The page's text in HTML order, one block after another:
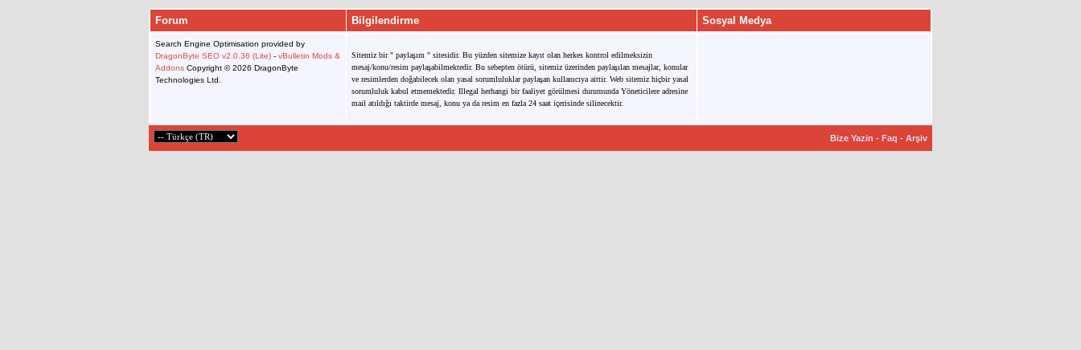
Forum Bilgilendirme Sosyal Medya
Search Engine Optimisation provided by
DragonByte SEO v2.0.36 (Lite) - vBulletin Mods &
Addons Copyright © 2026 DragonByte
Technologies Ltd.
Sitemiz bir " paylaşım " sitesidir. Bu yüzden sitemize kayıt olan herkes kontrol edilmeksizin
mesaj/konu/resim paylaşabilmektedir. Bu sebepten ötürü, sitemiz üzerinden paylaşılan mesajlar, konular
ve resimlerden doğabilecek olan yasal sorumluluklar paylaşan kullanıcıya aittir. Web sitemiz hiçbir yasal
sorumluluk kabul etmemektedir. Illegal herhangi bir faaliyet görülmesi durumunda Yöneticilere adresine
mail atıldığı taktirde mesaj, konu ya da resim en fazla 24 saat içerisinde silinecektir.
Bize Yazin - Faq - Arşiv